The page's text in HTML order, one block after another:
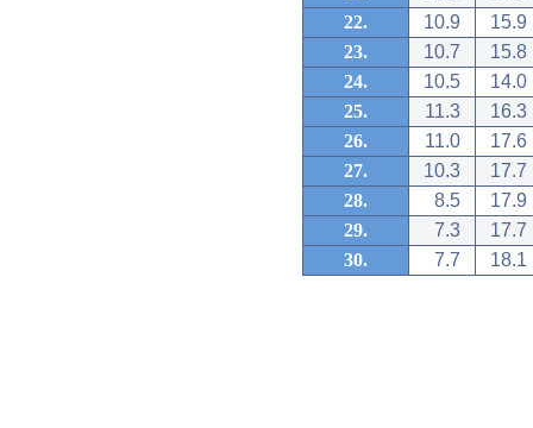
22.
10.9
15.9
23.
10.7
15.8
24.
10.5
14.0
25.
11.3
16.3
26.
11.0
17.6
27.
10.3
17.7
28.
8.5
17.9
29.
7.3
17.7
30.
7.7 18.1